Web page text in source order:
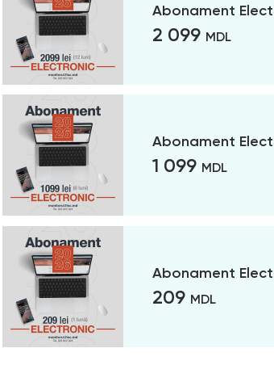
Abonament
2 099 MDL
Abonament
1 099 MDL
Abonament
209 MDL